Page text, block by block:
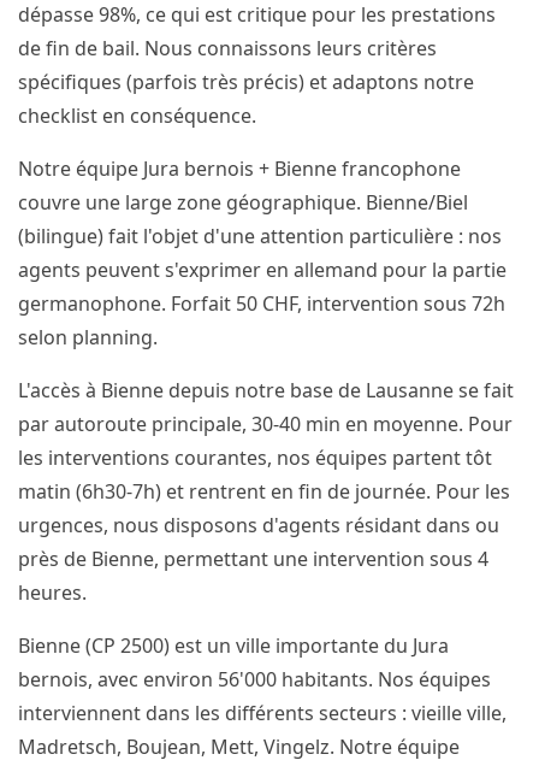
dépasse 98%, ce qui est critique pour les prestations
de fin de bail. Nous connaissons leurs critères
spécifiques (parfois très précis) et adaptons notre
checklist en conséquence.
Notre équipe Jura bernois + Bienne francophone
couvre une large zone géographique. Bienne/Biel
(bilingue) fait l'objet d'une attention particulière : nos
agents peuvent s'exprimer en allemand pour la partie
germanophone. Forfait 50 CHF, intervention sous 72h
selon planning.
L'accès à Bienne depuis notre base de Lausanne se fait
par autoroute principale, 30-40 min en moyenne. Pour
les interventions courantes, nos équipes partent tôt
matin (6h30-7h) et rentrent en fin de journée. Pour les
urgences, nous disposons d'agents résidant dans ou
près de Bienne, permettant une intervention sous 4
heures.
Bienne (CP 2500) est un ville importante du Jura
bernois, avec environ 56'000 habitants. Nos équipes
interviennent dans les différents secteurs : vieille ville,
Madretsch, Boujean, Mett, Vingelz. Notre équipe